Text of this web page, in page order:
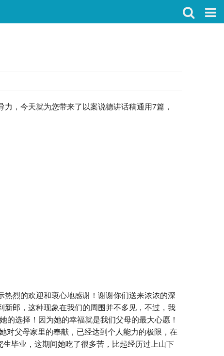
，今天就为您带来了以案说德讲话稿通用7篇，
烈的欢迎和衷心地感谢！谢谢你们送来浓浓的深
郎，这种现象在我们的周围并不多见，不过，我
选择！因为她的幸福就是我们父母的最大心愿！
对父母家里的奉献，已经达到个人能力的极限，在
毕业，这期间她吃了很多苦，比起经历过上山下